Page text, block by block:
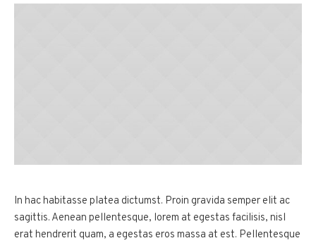
In hac habitasse platea dictumst. Proin gravida semper elit ac
sagittis. Aenean pellentesque, lorem at egestas facilisis, nisl
erat hendrerit quam, a egestas eros massa at est. Pellentesque